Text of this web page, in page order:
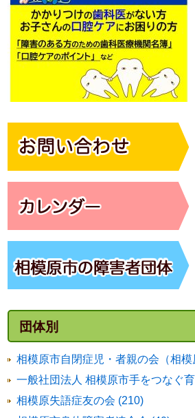
団体別
相模原市自閉症児・者親の会（相
一般社団法人 相模原市手をつなぐ
相模原失語症友の会 (210)